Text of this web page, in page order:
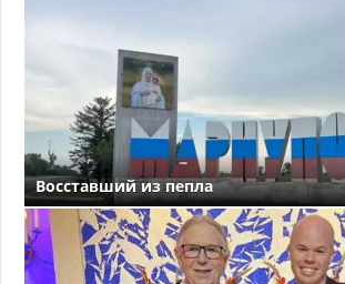
Восставший из пепла